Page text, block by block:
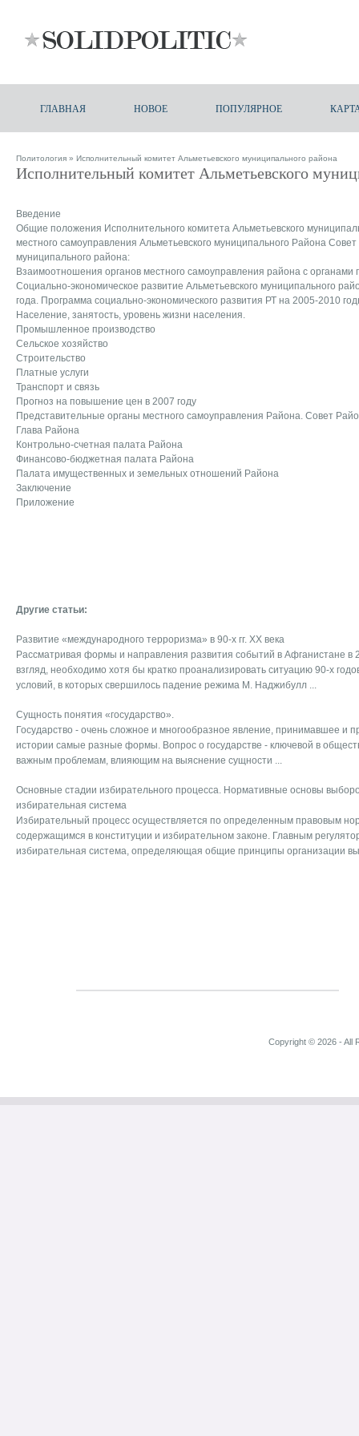
ГЛАВНАЯ НОВОЕ ПОПУЛЯРНОЕ
Политология » Исполнительный комитет Альметьевского муниципального района
Исполнительный комитет Альметьевского
Введение
Общие положения Исполнительного комитета Альметьевского
местного самоуправления Альметьевского муниципального Района Совет
муниципального района:
Взаимоотношения органов местного самоуправления района с органами
Социально-экономическое развитие Альметьевского муниципального
года. Программа социально-экономического развития РТ на 2005-2010
Население, занятость, уровень жизни населения.
Промышленное производство
Сельское хозяйство
Строительство
Платные услуги
Транспорт и связь
Прогноз на повышение цен в 2007 году
Представительные органы местного самоуправления Района. Совет
Глава Района
Контрольно-счетная палата Района
Финансово-бюджетная палата Района
Палата имущественных и земельных отношений Района
Заключение
Приложение
Другие статьи:
Развитие «международного терроризма» в 90-х гг. XX века
Рассматривая формы и направления развития событий в Афганистане в
взгляд, необходимо хотя бы кратко проанализировать ситуацию 90-х
условий, в которых свершилось падение режима М. Наджибулл ...
Сущность понятия «государство».
Государство - очень сложное и многообразное явление, принимавшее и
истории самые разные фор­мы. Вопрос о государстве - ключевой в
ва­жным проблемам, влияющим на выяснение сущности ...
Основные стадии избирательного процесса. Нормативные основы
избирательная система
Избирательный процесс осуществляется по определенным правовым
содержащимся в конституции и избирательном законе. Главным
избирательная система, определяющая общие принципы организации
Copyright © 2026 - All